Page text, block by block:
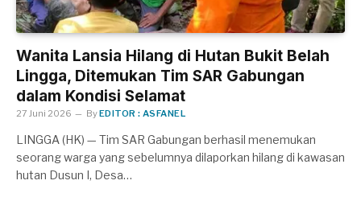
Wanita Lansia Hilang di Hutan Bukit Belah
Lingga, Ditemukan Tim SAR Gabungan
dalam Kondisi Selamat
27 Juni 2026 ByEDITOR : ASFANEL
LINGGA (HK) — Tim SAR Gabungan berhasil menemukan
seorang warga yang sebelumnya dilaporkan hilang di kawasan
hutan Dusun I, Desa…